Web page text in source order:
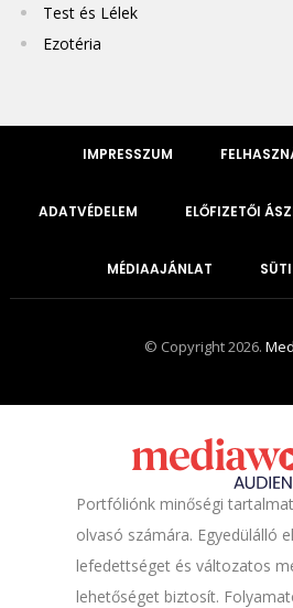
Test és Lélek
Ezotéria
IMPRESSZUM
ADATVÉDELEM ELŐFIZETŐI
MÉDIAAJÁNLAT
© Copyright 2026.
Portfóliónk minőségi
olvasó számára. Egyedülálló
lefedettséget és változatos
lehetőséget biztosít.